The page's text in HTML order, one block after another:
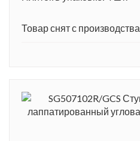
Товар снят с производства.